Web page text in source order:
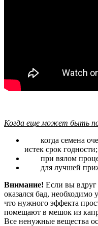
Когда еще может быть
когда семена
истек срок годности;
при вялом
для лучшей
Внимание! Если вы вдруг
оказался бад,
что нужного эффекта
помещают в мешок из
Все ненужные вещества